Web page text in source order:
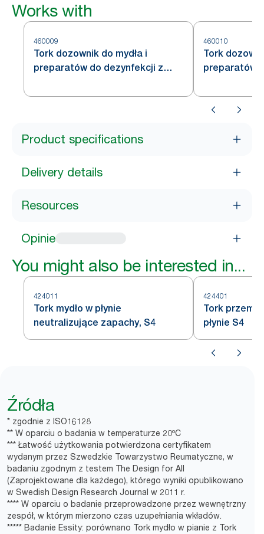
Works with
460009
Tork dozownik do mydła i
preparatów do dezynfekcji z
nierdzewnej
460010
Tork
preparatów
Product specifications
Delivery details
Resources
Opinie
You might also be interested in...
424011
Tork mydło w płynie
neutralizujące zapachy, S4
424401
Tork
płynie S4
Źródła
* zgodnie z ISO16128
** W oparciu o badania w temperaturze 20ºC
*** Łatwość użytkowania potwierdzona certyfikatem
wydanym przez Szwedzkie Towarzystwo Reumatyczne, w
badaniu zgodnym z testem The Design for All
(Zaprojektowane dla każdego), którego wyniki opublikowano
w Swedish Design Research Journal w 2011 r.
**** W oparciu o badanie przeprowadzone przez wewnętrzny
zespół, w którym mierzono czas uzupełniania wkładów.
***** Badanie Essity: porównano Tork mydło w pianie z Tork